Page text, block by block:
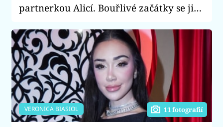
partnerkou Alicí. Bouřlivé začátky se jim
VERONICA BIASIOL 11 fotografií